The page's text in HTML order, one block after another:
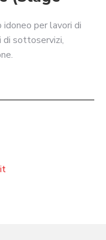
per lavori di
di sottoservizi,